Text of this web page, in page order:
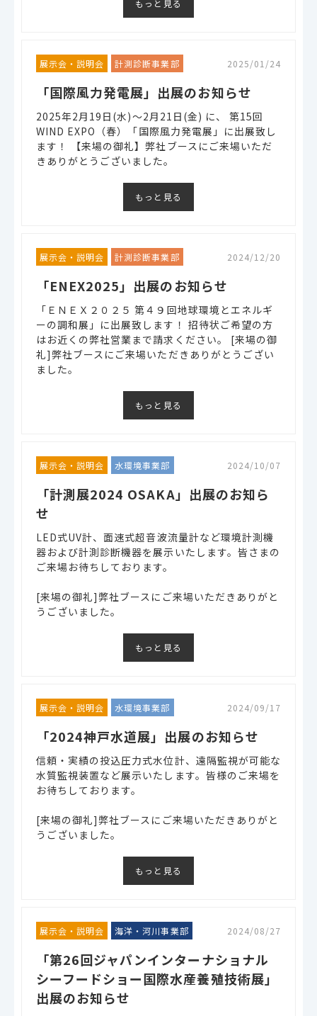
もっと見る
展示会・説明会 計測診断事業部 2025/01/24
「国際風力発電展」出展のお知らせ
2025年2月19日(水)～2月21日(金) に、 第15回
WIND EXPO（春）「国際風力発電展」に出展致し
ます！ 【来場の御礼】弊社ブースにご来場いただ
きありがとうございました。
もっと見る
展示会・説明会 計測診断事業部 2024/12/20
「ENEX2025」出展のお知らせ
「ＥＮＥＸ２０２５ 第４９回地球環境とエネルギ
ーの調和展」に出展致します！ 招待状ご希望の方
はお近くの弊社営業まで請求ください。 [来場の御
礼]弊社ブースにご来場いただきありがとうござい
ました。
もっと見る
展示会・説明会 水環境事業部 2024/10/07
「計測展2024 OSAKA」出展のお知ら
せ
LED式UV計、面速式超音波流量計など環境計測機
器および計測診断機器を展示いたします。皆さまの
ご来場お待ちしております。
[来場の御礼]弊社ブースにご来場いただきありがと
うございました。
もっと見る
展示会・説明会 水環境事業部 2024/09/17
「2024神戸水道展」出展のお知らせ
信頼・実績の投込圧力式水位計、遠隔監視が可能な
水質監視装置など展示いたします。皆様のご来場を
お待ちしております。
[来場の御礼]弊社ブースにご来場いただきありがと
うございました。
もっと見る
展示会・説明会 海洋・河川事業部 2024/08/27
「第26回ジャパンインターナショナル
シーフードショー国際水産養殖技術展」
出展のお知らせ